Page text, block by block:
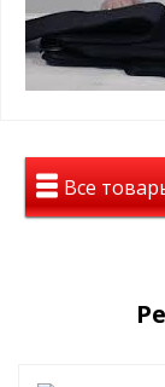
Seintex
Все